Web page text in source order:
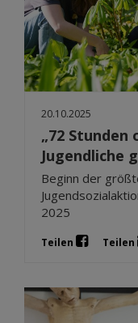
20.10.2025
„72 Stunden
Jugendliche
Beginn der
2025
Teilen Teilen